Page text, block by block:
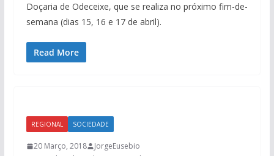
Doçaria de Odeceixe, que se realiza no próximo fim-de-
semana (dias 15, 16 e 17 de abril).
Read More
REGIONAL SOCIEDADE
20 Março, 2018
JorgeEusebio